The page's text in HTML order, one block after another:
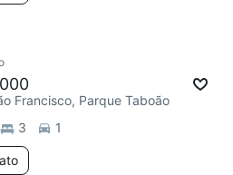
Francisco, Parque Taboão
3 1